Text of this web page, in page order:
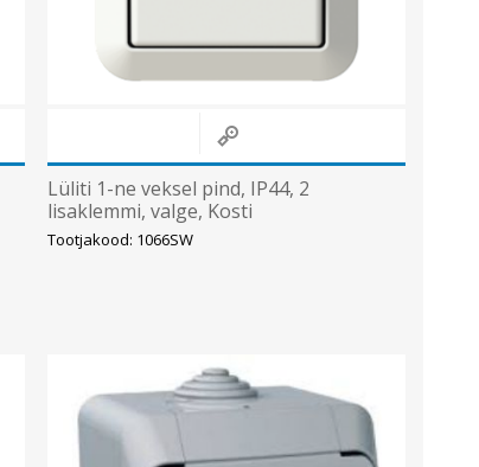
Lüliti 1-ne veksel pind, IP44, 2
lisaklemmi, valge, Kosti
Tootjakood: 1066SW